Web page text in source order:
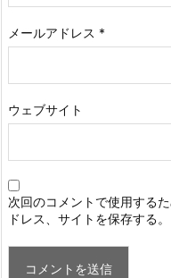
メールアドレス *
ウェブサイト
次回のコメントで使用する
ドレス、サイトを保存する。